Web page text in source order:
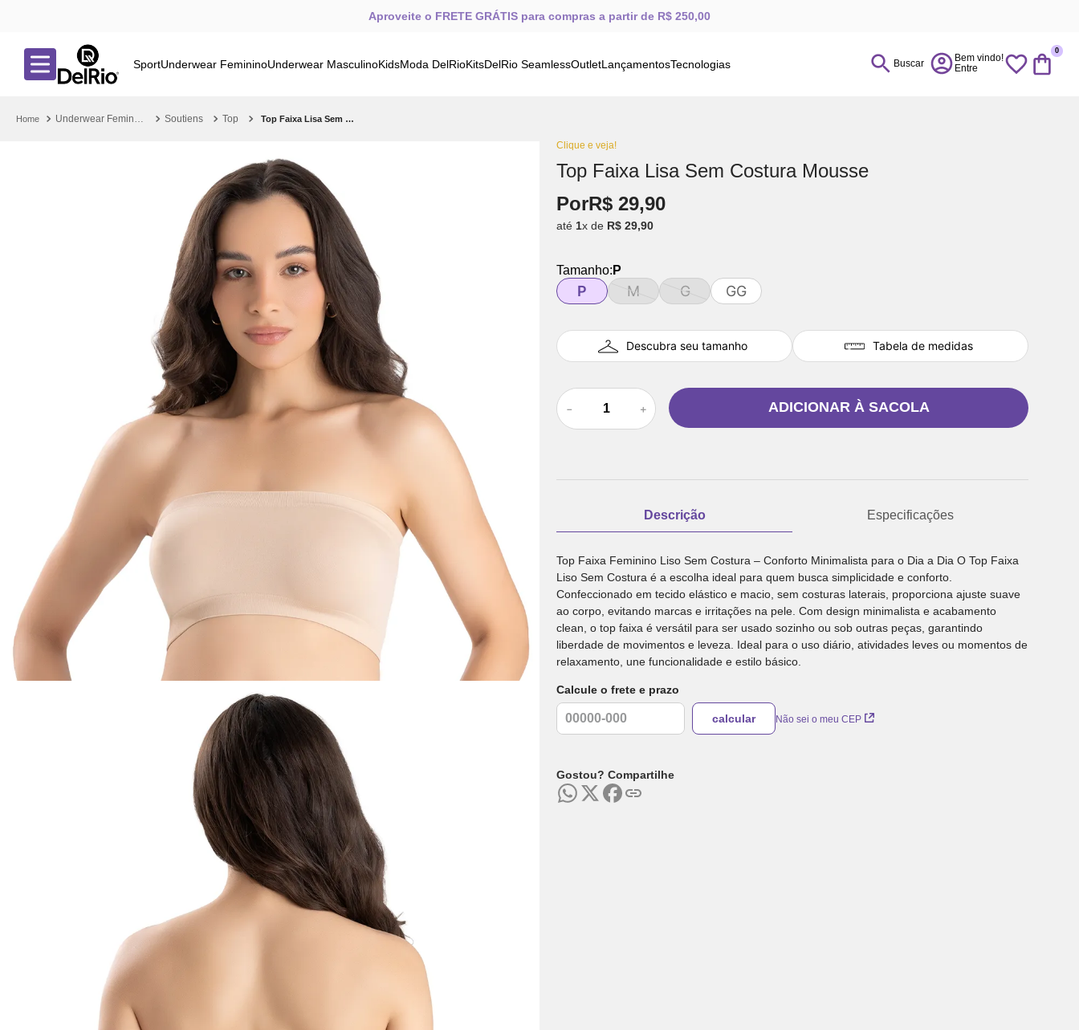
Aproveite o FRETE GRÁTIS para compras a partir de R$ 250,00
SportUnderwear FemininoUnderwear MasculinoKidsModa DelRioKitsDelRio SeamlessOutletLançamentosTecnologias Buscar
0
Underwear Feminino Soutiens Top Top Faixa Lisa Sem Costura Mousse
Clique e veja!
Top Faixa Lisa Sem Costura Mousse
PorR$ 29,90
até 1x de R$ 29,90
Tamanho: P
P M G GG
Descubra seu tamanho Tabela de medidas
＋
－ ADICIONAR À SACOLA
Descrição Especificações
Top Faixa Feminino Liso Sem Costura – Conforto Minimalista para o Dia a Dia O Top Faixa
Liso Sem Costura é a escolha ideal para quem busca simplicidade e conforto.
Confeccionado em tecido elástico e macio, sem costuras laterais, proporciona ajuste suave
ao corpo, evitando marcas e irritações na pele. Com design minimalista e acabamento
clean, o top faixa é versátil para ser usado sozinho ou sob outras peças, garantindo
liberdade de movimentos e leveza. Ideal para o uso diário, atividades leves ou momentos de
relaxamento, une funcionalidade e estilo básico.
Calcule o frete e prazo
Não sei o meu CEP
Gostou? Compartilhe